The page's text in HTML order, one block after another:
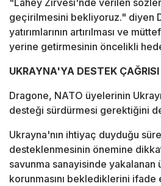
"Lahey Zirvesi'nde verilen
geçirilmesini bekliyoruz." diyen
yatırımlarının artırılması ve
yerine getirmesinin öncelikli
UKRAYNA'YA DESTEK ÇAĞRISI
Dragone, NATO üyelerinin
desteği sürdürmesi gerektiğini
Ukrayna'nın ihtiyaç duyduğu
desteklenmesinin önemine
savunma sanayisinde yakalanan
korunmasını beklediklerini ifade